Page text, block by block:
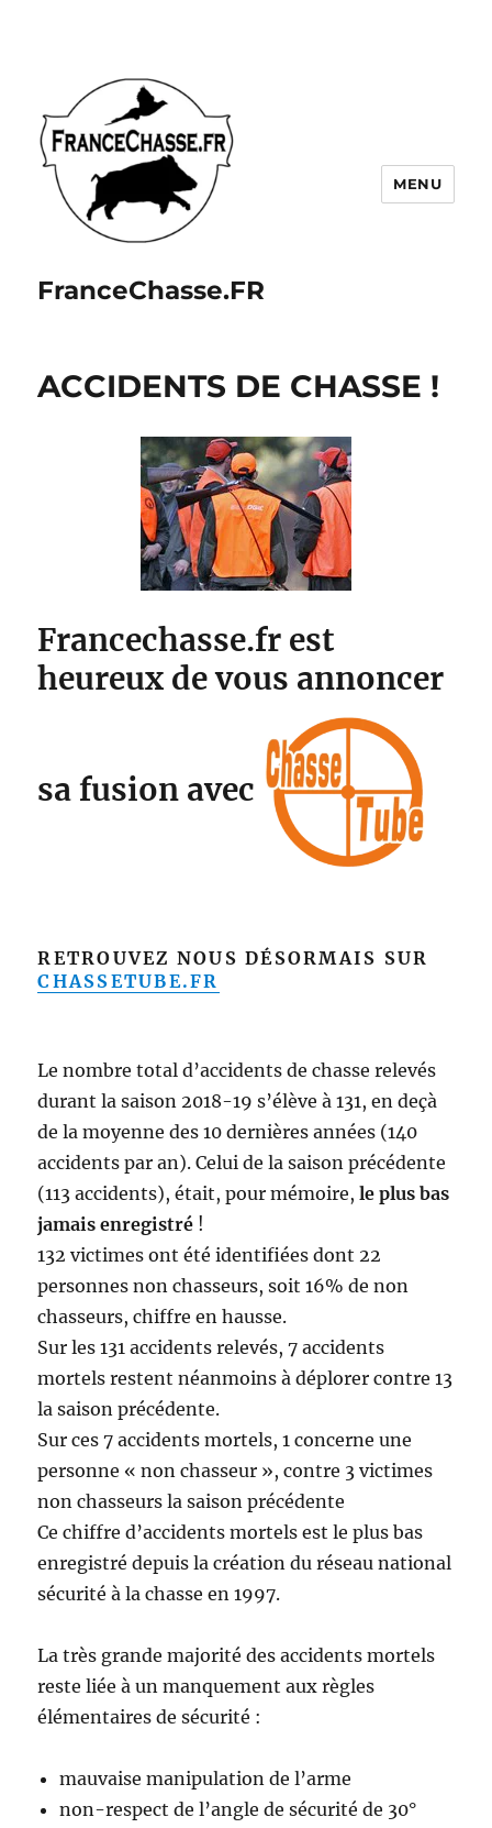
FranceChasse.FR
MENU
ACCIDENTS DE CHASSE !
Francechasse.fr est
heureux de vous annoncer
sa fusion avec
RETROUVEZ NOUS DÉSORMAIS SUR
CHASSETUBE.FR
Le nombre total d’accidents de chasse relevés
durant la saison 2018-19 s’élève à 131, en deçà
de la moyenne des 10 dernières années (140
accidents par an). Celui de la saison précédente
(113 accidents), était, pour mémoire, le plus bas
jamais enregistré !
132 victimes ont été identifiées dont 22
personnes non chasseurs, soit 16% de non
chasseurs, chiffre en hausse.
Sur les 131 accidents relevés, 7 accidents
mortels restent néanmoins à déplorer contre 13
la saison précédente.
Sur ces 7 accidents mortels, 1 concerne une
personne « non chasseur », contre 3 victimes
non chasseurs la saison précédente
Ce chiffre d’accidents mortels est le plus bas
enregistré depuis la création du réseau national
sécurité à la chasse en 1997.
La très grande majorité des accidents mortels
reste liée à un manquement aux règles
élémentaires de sécurité :
mauvaise manipulation de l’arme
non-respect de l’angle de sécurité de 30°